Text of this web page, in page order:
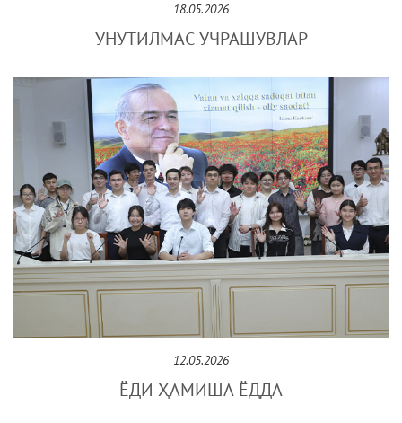
18.05.2026
УНУТИЛМАС УЧРАШУВЛАР
12.05.2026
ЁДИ ҲАМИША ЁДДА